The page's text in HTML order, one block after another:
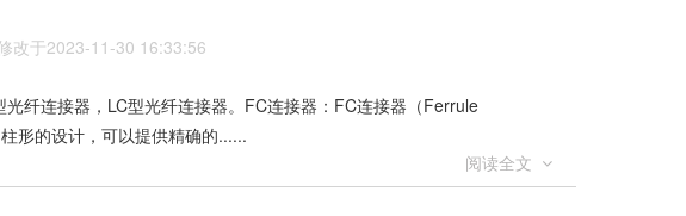
于2023-11-30 16:33:56
纤连接器，LC型光纤连接器。FC连接器：FC连接器（Ferrule
形的设计，可以提供精确的......
阅读全文